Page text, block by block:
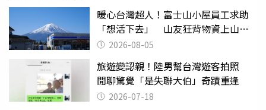
暖心台灣超人！富士山小屋員工求助
「想活下去」 山友狂背物資上山：
台灣真的是寶島
2026-08-05
旅遊變認親！陸男幫台灣遊客拍照
閒聊驚覺「是失聯大伯」奇蹟重逢
2026-07-18